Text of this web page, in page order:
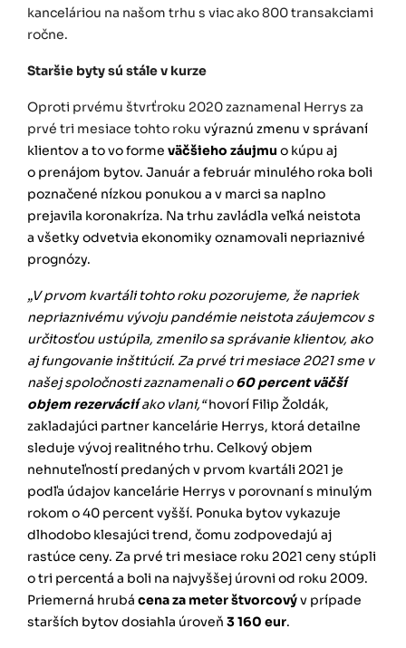
kanceláriou na našom trhu s viac ako 800 transakciami
ročne.
Staršie byty sú stále v kurze
Oproti prvému štvrťroku 2020 zaznamenal Herrys za
prvé tri mesiace tohto roku výraznú zmenu v správaní
klientov a to vo forme väčšieho záujmu o kúpu aj
o prenájom bytov. Január a február minulého roka boli
poznačené nízkou ponukou a v marci sa naplno
prejavila koronakríza. Na trhu zavládla veľká neistota
a všetky odvetvia ekonomiky oznamovali nepriaznivé
prognózy.
„V prvom kvartáli tohto roku pozorujeme, že napriek
nepriaznivému vývoju pandémie neistota záujemcov s
určitosťou ustúpila, zmenilo sa správanie klientov, ako
aj fungovanie inštitúcií. Za prvé tri mesiace 2021 sme v
našej spoločnosti zaznamenali o60 percent väčší
objem rezerváciíako vlani,“hovorí Filip Žoldák,
zakladajúci partner kancelárie Herrys, ktorá detailne
sleduje vývoj realitného trhu. Celkový objem
nehnuteľností predaných v prvom kvartáli 2021 je
podľa údajov kancelárie Herrys v porovnaní s minulým
rokom o 40 percent vyšší. Ponuka bytov vykazuje
dlhodobo klesajúci trend, čomu zodpovedajú aj
rastúce ceny. Za prvé tri mesiace roku 2021 ceny stúpli
o tri percentá a boli na najvyššej úrovni od roku 2009.
Priemerná hrubá cena za meter štvorcovýv prípade
starších bytov dosiahla úroveň 3 160 eur.